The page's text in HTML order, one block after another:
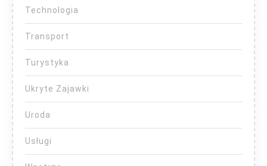
Technologia
Transport
Turystyka
Ukryte Zajawki
Uroda
Usługi